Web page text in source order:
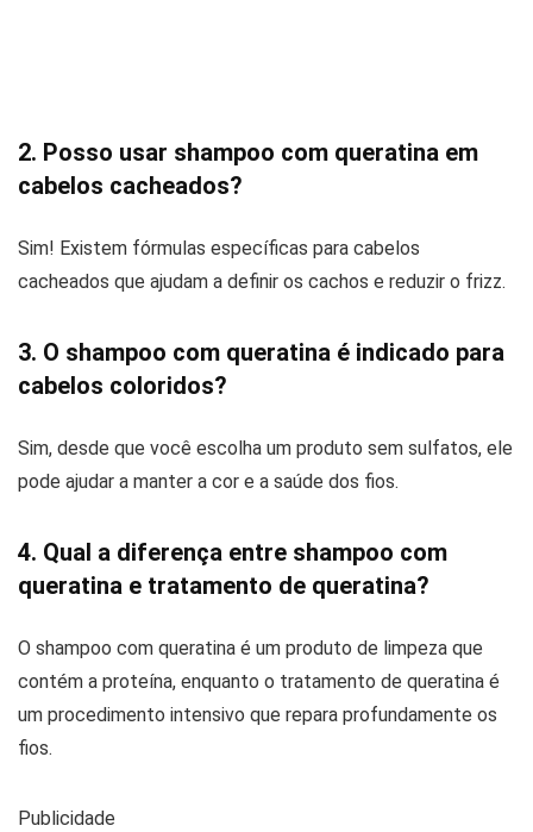
2. Posso usar shampoo com queratina em
cabelos cacheados?
Sim! Existem fórmulas específicas para cabelos
cacheados que ajudam a definir os cachos e reduzir o frizz.
3. O shampoo com queratina é indicado para
cabelos coloridos?
Sim, desde que você escolha um produto sem sulfatos, ele
pode ajudar a manter a cor e a saúde dos fios.
4. Qual a diferença entre shampoo com
queratina e tratamento de queratina?
O shampoo com queratina é um produto de limpeza que
contém a proteína, enquanto o tratamento de queratina é
um procedimento intensivo que repara profundamente os
fios.
Publicidade